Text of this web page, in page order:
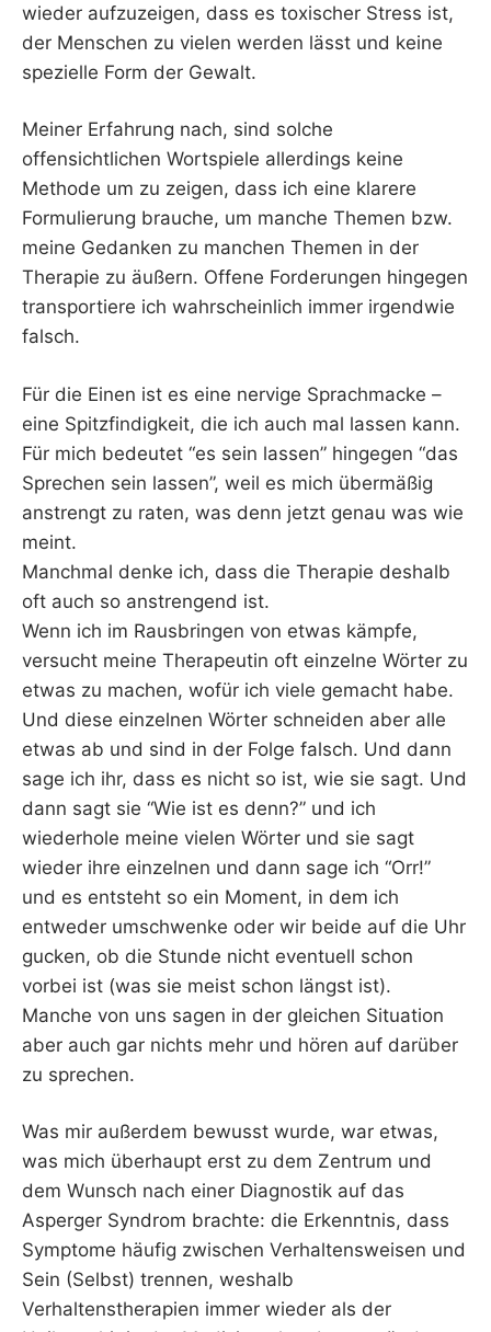
wieder aufzuzeigen, dass es toxischer Stress ist,
der Menschen zu vielen werden lässt und keine
spezielle Form der Gewalt.
Meiner Erfahrung nach, sind solche
offensichtlichen Wortspiele allerdings keine
Methode um zu zeigen, dass ich eine klarere
Formulierung brauche, um manche Themen bzw.
meine Gedanken zu manchen Themen in der
Therapie zu äußern. Offene Forderungen hingegen
transportiere ich wahrscheinlich immer irgendwie
falsch.
Für die Einen ist es eine nervige Sprachmacke –
eine Spitzfindigkeit, die ich auch mal lassen kann.
Für mich bedeutet “es sein lassen” hingegen “das
Sprechen sein lassen”, weil es mich übermäßig
anstrengt zu raten, was denn jetzt genau was wie
meint.
Manchmal denke ich, dass die Therapie deshalb
oft auch so anstrengend ist.
Wenn ich im Rausbringen von etwas kämpfe,
versucht meine Therapeutin oft einzelne Wörter zu
etwas zu machen, wofür ich viele gemacht habe.
Und diese einzelnen Wörter schneiden aber alle
etwas ab und sind in der Folge falsch. Und dann
sage ich ihr, dass es nicht so ist, wie sie sagt. Und
dann sagt sie “Wie ist es denn?” und ich
wiederhole meine vielen Wörter und sie sagt
wieder ihre einzelnen und dann sage ich “Orr!”
und es entsteht so ein Moment, in dem ich
entweder umschwenke oder wir beide auf die Uhr
gucken, ob die Stunde nicht eventuell schon
vorbei ist (was sie meist schon längst ist).
Manche von uns sagen in der gleichen Situation
aber auch gar nichts mehr und hören auf darüber
zu sprechen.
Was mir außerdem bewusst wurde, war etwas,
was mich überhaupt erst zu dem Zentrum und
dem Wunsch nach einer Diagnostik auf das
Asperger Syndrom brachte: die Erkenntnis, dass
Symptome häufig zwischen Verhaltensweisen und
Sein (Selbst) trennen, weshalb
Verhaltenstherapien immer wieder als der